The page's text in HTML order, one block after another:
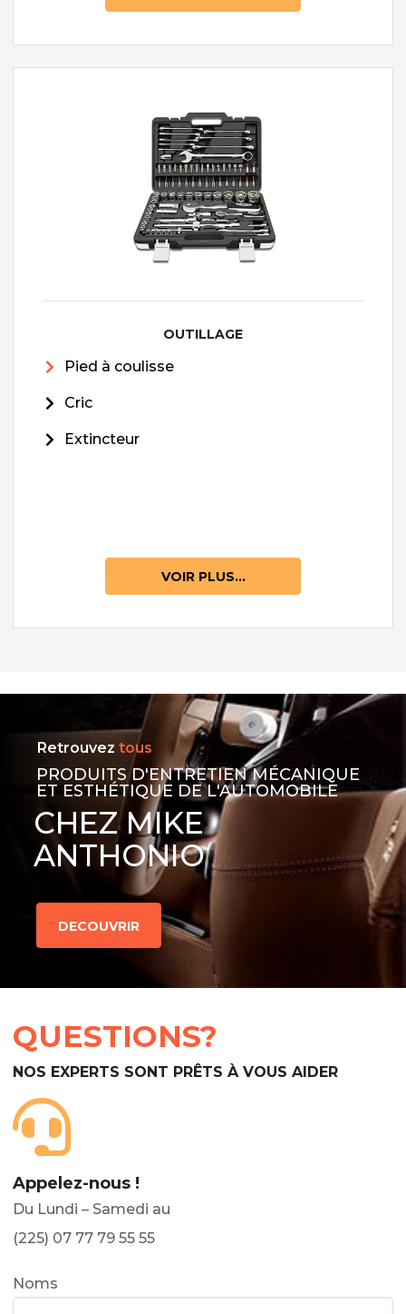
OUTILLAGE
Pied à coulisse
Cric
Extincteur
VOIR PLUS...
Retrouvez tous
PRODUITS D'ENTRETIEN MÉCANIQUE
ET ESTHÉTIQUE DE L'AUTOMOBILE
CHEZ MIKE
ANTHONIO
DECOUVRIR
QUESTIONS?
NOS EXPERTS SONT PRÊTS À VOUS AIDER
Appelez-nous !
Du Lundi – Samedi au
(225) 07 77 79 55 55
Noms